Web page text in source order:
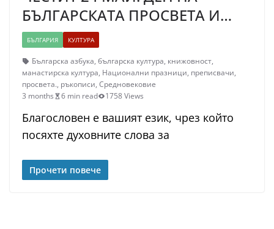
БЪЛГАРСКАТА ПРОСВЕТА И…
БЪЛГАРИЯ КУЛТУРА
Българска азбука, българска култура, книжовност,
манастирска култура, Национални празници, преписвачи,
просвета., ръкописи, Средновековие
3 months
6 min read 1758 Views
Благословен е вашият език, чрез който
посяхте духовните слова за
Прочети повече